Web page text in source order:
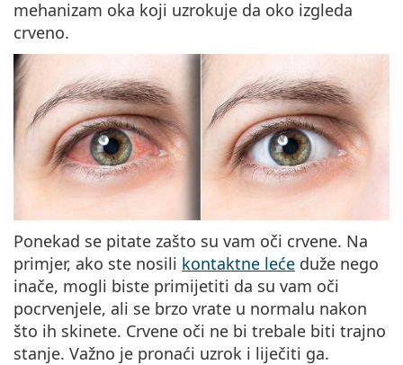
Persol
Sve marke sunčanih naočala
mehanizam oka koji uzrokuje da oko izgleda
crveno.
Ponekad se pitate zašto su vam oči crvene. Na
primjer, ako ste nosili kontaktne leće duže nego
inače, mogli biste primijetiti da su vam oči
pocrvenjele, ali se brzo vrate u normalu nakon
što ih skinete. Crvene oči ne bi trebale biti trajno
stanje. Važno je pronaći uzrok i liječiti ga.